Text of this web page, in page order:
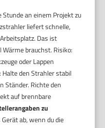
Stunde an einem Projekt zu
liefert schnelle,
Das ist
brauchst. Risiko:
oder Lappen
den Strahler stabil
Ständer. Richte den
auf brennbare
zu
Gerät ab, wenn du die